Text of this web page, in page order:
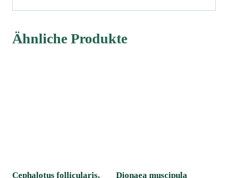
Ähnliche Produkte
Cephalotus follicularis, Dionaea muscipula